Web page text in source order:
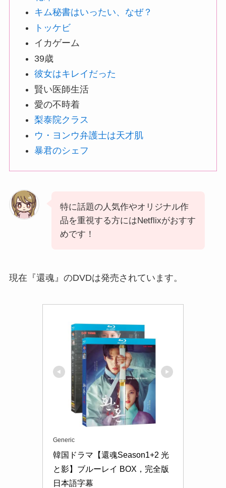
キム秘書はいったい、なぜ？
トッケビ
イカゲーム
39歳
彼女はキレイだった
賢い医師生活
愛の不時着
梨泰院クラス
ウ・ヨンウ弁護士は天才肌
暴君のシェフ
特に話題の人気作やオリジナル作
品を重視する方にはNetflixがおすす
めです！
現在『還魂』のDVDは発売されています。
Generic
韓国ドラマ【還魂Season1+2 光
と影】ブルーレイ BOX，完全版
日本語字幕